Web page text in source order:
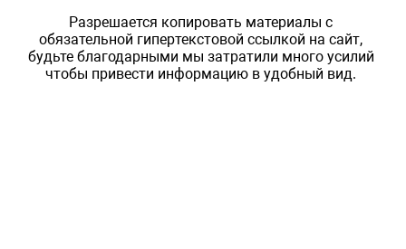
Разрешается копировать материалы с
обязательной гипертекстовой ссылкой на сайт,
будьте благодарными мы затратили много усилий
чтобы привести информацию в удобный вид.